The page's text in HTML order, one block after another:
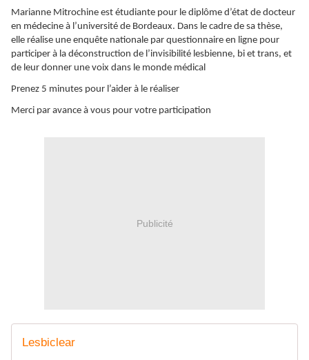
Marianne Mitrochine est étudiante pour le diplôme d’état de docteur
en médecine à l’université de Bordeaux. Dans le cadre de sa thèse,
elle réalise une enquête nationale par questionnaire en ligne pour
participer à la déconstruction de l’invisibilité lesbienne, bi et trans, et
de leur donner une voix dans le monde médical
Prenez 5 minutes pour l’aider à le réaliser
Merci par avance à vous pour votre participation
Publicité
Lesbiclear